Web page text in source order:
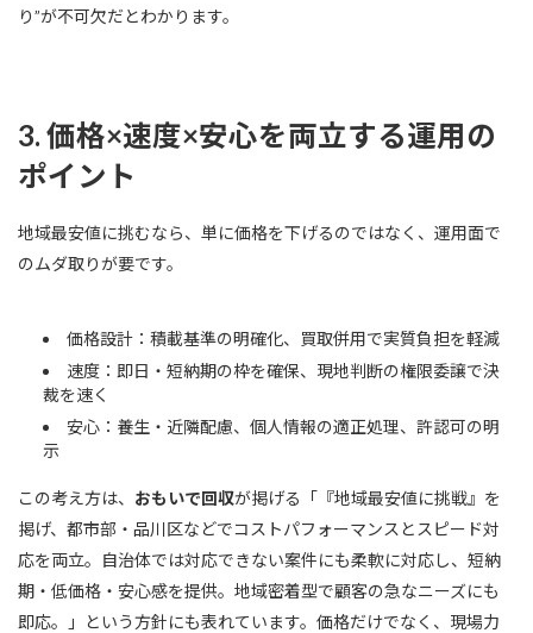
り”が不可欠だとわかります。
3. 価格×速度×安心を両立する運用の
ポイント
地域最安値に挑むなら、単に価格を下げるのではなく、運用面で
のムダ取りが要です。
価格設計：積載基準の明確化、買取併用で実質負担を軽減
速度：即日・短納期の枠を確保、現地判断の権限委譲で決
裁を速く
安心：養生・近隣配慮、個人情報の適正処理、許認可の明
示
この考え方は、 おもいで回収が掲げる「『地域最安値に挑戦』を
掲げ、都市部・品川区などでコストパフォーマンスとスピード対
応を両立。自治体では対応できない案件にも柔軟に対応し、短納
期・低価格・安心感を提供。地域密着型で顧客の急なニーズにも
即応。」という方針にも表れています。価格だけでなく、現場力